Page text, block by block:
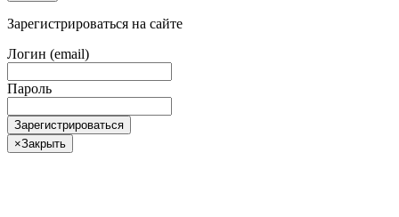
Зарегистрироваться на сайте
Логин (email)
Пароль
Зарегистрироваться
×Закрыть